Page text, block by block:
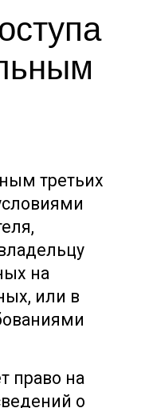
третьих
на
или в
право на
о